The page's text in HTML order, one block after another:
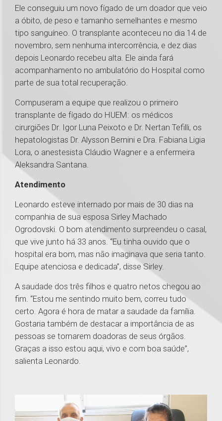
Ele conseguiu um novo fígado de um doador que veio
a óbito, de peso e tamanho semelhantes e mesmo
tipo sanguíneo. O transplante aconteceu no dia 14 de
novembro, sem nenhuma intercorrência, e dez dias
depois Leonardo recebeu alta. Ele ainda fará
acompanhamento no ambulatório do Hospital como
parte de sua total recuperação.
Compuseram a equipe que realizou o primeiro
transplante de fígado do HUEM: os médicos
cirurgiões Dr. Igor Luna Peixoto e Dr. Nertan Tefilli, os
hepatologistas Dr. Alysson Bernini e Dra. Fabiana Ligia
Lora, o anestesista Cláudio Wagner e a enfermeira
Aleksandra Santana.
Atendimento
Leonardo esteve internado por mais de 30 dias na
companhia de sua esposa Sirley Machado
Ogrodovski. O bom atendimento surpreendeu o casal,
que vive junto há 33 anos. “Eu tinha ouvido que o
hospital era bom, mas não imaginava que seria tanto.
Equipe atenciosa e dedicada”, disse Sirley.
A saudade dos três filhos e quatro netos chegou ao
fim. “Estou me sentindo muito bem, correu tudo
certo. Agora é hora de matar a saudade da família.
Gostaria também de destacar a importância de as
pessoas se tornarem doadoras de seus órgãos.
Graças a isso estou aqui, vivo e com boa saúde”,
salienta Leonardo.